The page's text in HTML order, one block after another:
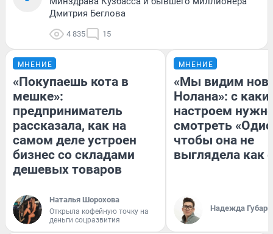
Дмитрия Беглова
4 835 15
МНЕНИЕ
«Покупаешь кота в
мешке»:
предприниматель
рассказала, как на
самом деле устроен
бизнес со складами
дешевых товаров
Наталья Шорохова
Открыла кофейную точку на
деньги соцразвития
МНЕНИЕ
«Мы видим
Нолана»: с
настроем
смотреть
чтобы она не
выглядела как
Надежда Губарь